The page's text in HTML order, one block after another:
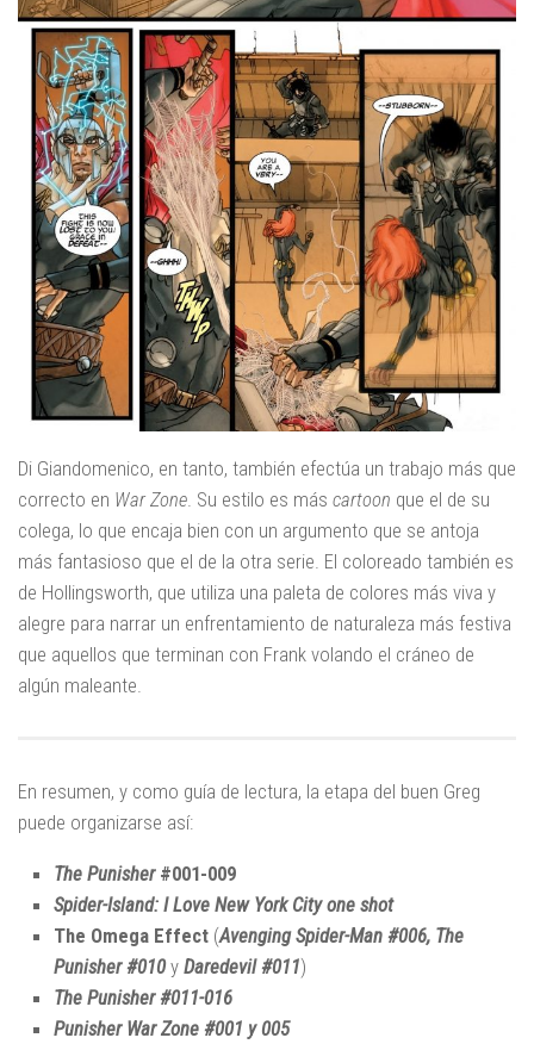
Di Giandomenico, en tanto, también efectúa un trabajo más que
correcto en War Zone . Su estilo es más cartoon que el de su
colega, lo que encaja bien con un argumento que se antoja
más fantasioso que el de la otra serie. El coloreado también es
de Hollingsworth, que utiliza una paleta de colores más viva y
alegre para narrar un enfrentamiento de naturaleza más festiva
que aquellos que terminan con Frank volando el cráneo de
algún maleante.
En resumen, y como guía de lectura, la etapa del buen Greg
puede organizarse así:
The Punisher#001-009
Spider-Island: I Love New York City one shot
The Omega Effect (Avenging Spider-Man #006, The
Punisher #010y Daredevil #011)
The Punisher #011-016
Punisher War Zone #001 y 005